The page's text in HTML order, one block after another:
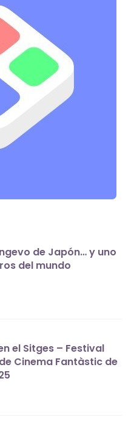
de Japón… y uno
del mundo
el Sitges – Festival
Cinema Fantàstic de